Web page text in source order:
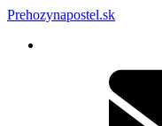
Prehozynapostel.sk